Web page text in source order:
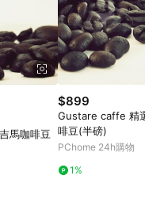
馬咖啡豆
$899
Gustare caffe 精
啡豆(半磅)
PChome 24h購物
1%